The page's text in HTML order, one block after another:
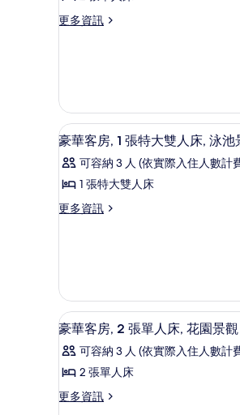
觀
的
片
市
2
床,
湖
景
的
所
有
更多資訊
更
2
張
單
人
床,
湖
的
顯
示
豪
客
特
大
雙
人
床,
泳
49-
5
豪華客房, 1 張特大雙人床, 泳
可容納 3 人 (依實際入住人數計
1 張特大雙人床
更多資訊
更
1
張
特
大
雙
人
泳
顯
示
豪
客
49-
4
豪華客房, 2 張單人床, 花園景觀
可容納 3 人 (依實際入住人數計
2 張單人床
更多資訊
更